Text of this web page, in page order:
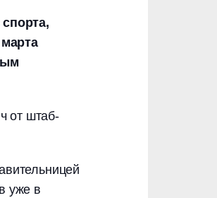
от штаб-
уже в